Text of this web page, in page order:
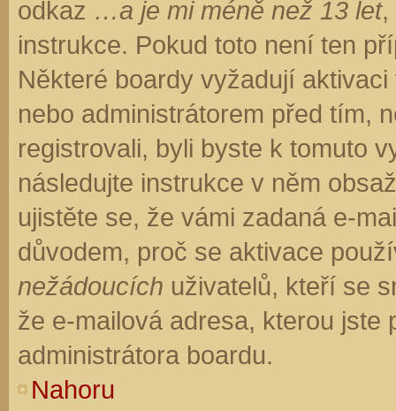
odkaz …a je mi méně než 13 let,
instrukce. Pokud toto není ten
Některé boardy vyžadují
nebo administrátorem před tím,
registrovali, byli byste k tomuto
následujte instrukce v něm
ujistěte se, že vámi zadaná e-
důvodem, proč se aktivace
nežádoucích uživatelů, kteří se
že e-mailová adresa, kterou jste
administrátora boardu.
Nahoru